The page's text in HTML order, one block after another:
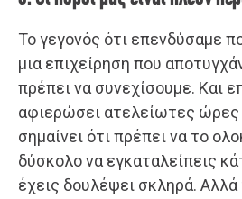
Το γεγονός ότι επενδύσαμε
μια επιχείρηση που
πρέπει να συνεχίσουμε. Και
αφιερώσει ατελείωτες ώρες
σημαίνει ότι πρέπει να το
δύσκολο να εγκαταλείπεις
έχεις δουλέψει σκληρά.